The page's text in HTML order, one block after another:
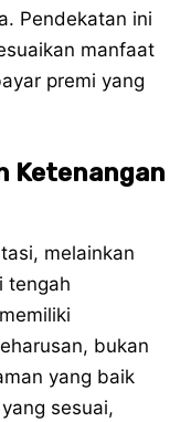
Pendekatan ini
manfaat
premi yang
Ketenangan
melainkan
tengah
bukan
yang baik
sesuai,